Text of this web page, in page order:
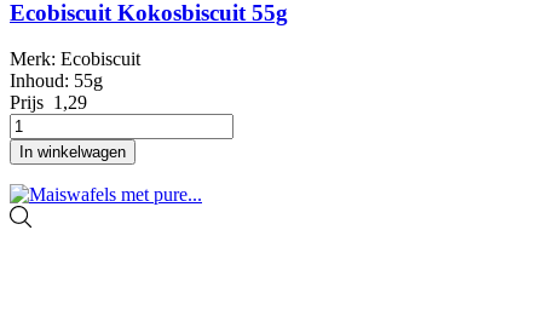
Ecobiscuit Kokosbiscuit 55g
Merk: Ecobiscuit
Inhoud: 55g
Prijs 1,29
In winkelwagen